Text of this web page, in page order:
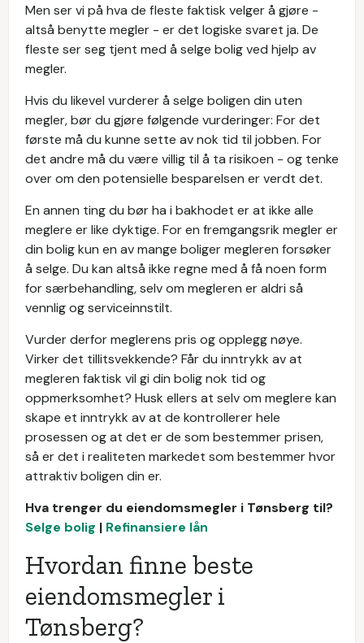
Men ser vi på hva de fleste faktisk velger å gjøre -
altså benytte megler - er det logiske svaret ja. De
fleste ser seg tjent med å selge bolig ved hjelp av
megler.
Hvis du likevel vurderer å selge boligen din uten
megler, bør du gjøre følgende vurderinger: For det
første må du kunne sette av nok tid til jobben. For
det andre må du være villig til å ta risikoen - og tenke
over om den potensielle besparelsen er verdt det.
En annen ting du bør ha i bakhodet er at ikke alle
meglere er like dyktige. For en fremgangsrik megler er
din bolig kun en av mange boliger megleren forsøker
å selge. Du kan altså ikke regne med å få noen form
for særbehandling, selv om megleren er aldri så
vennlig og serviceinnstilt.
Vurder derfor meglerens pris og opplegg nøye.
Virker det tillitsvekkende? Får du inntrykk av at
megleren faktisk vil gi din bolig nok tid og
oppmerksomhet? Husk ellers at selv om meglere kan
skape et inntrykk av at de kontrollerer hele
prosessen og at det er de som bestemmer prisen,
så er det i realiteten markedet som bestemmer hvor
attraktiv boligen din er.
Hva trenger du eiendomsmegler i Tønsberg til?
Selge bolig | Refinansiere lån
Hvordan finne beste
eiendomsmegler i
Tønsberg?